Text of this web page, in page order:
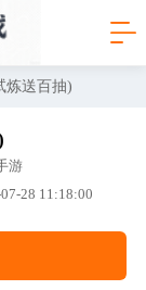
炼送百抽)
游
28 11:18:00